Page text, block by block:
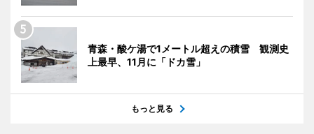
青森・酸ケ湯で1メートル超えの積雪 観測史
上最早、11月に「ドカ雪」
もっと見る